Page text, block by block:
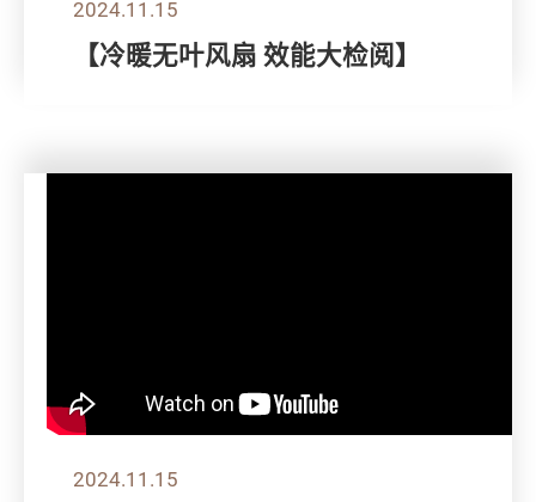
2024.11.15
【冷暖无叶风扇 效能大检阅】
2024.11.15